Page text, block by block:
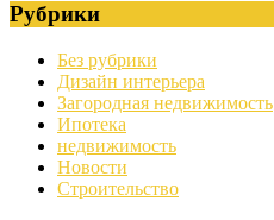
Рубрики
Без рубрики
Дизайн интерьера
Загородная недвижимость
Ипотека
недвижимость
Новости
Строительство